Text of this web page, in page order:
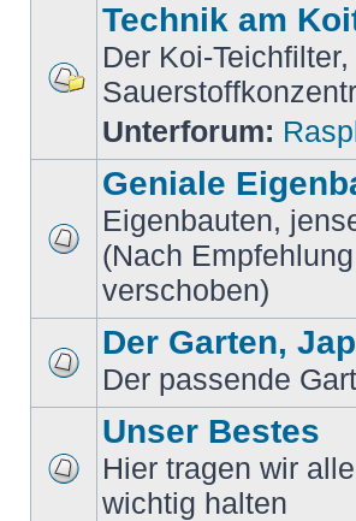
Technik am
Der Koi-
Unterforum:
Geniale
Eigenbauten,
(Nach
verschoben)
Der Garten,
Der passende
Unser Bestes
Hier tragen wir
wichtig halten